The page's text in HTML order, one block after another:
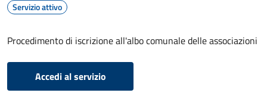
Servizio attivo
Procedimento di iscrizione all'albo comunale delle associazioni
Accedi al servizio